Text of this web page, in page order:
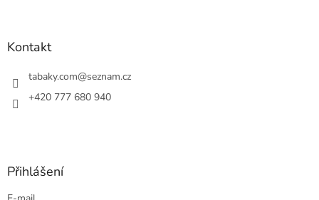
Kontakt
tabaky.com@seznam.cz
+420 777 680 940
Přihlášení